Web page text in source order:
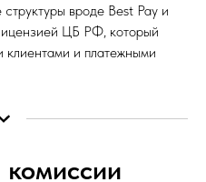
вроде Best Pay и
ЦБ РФ, который
клиентами и платежными